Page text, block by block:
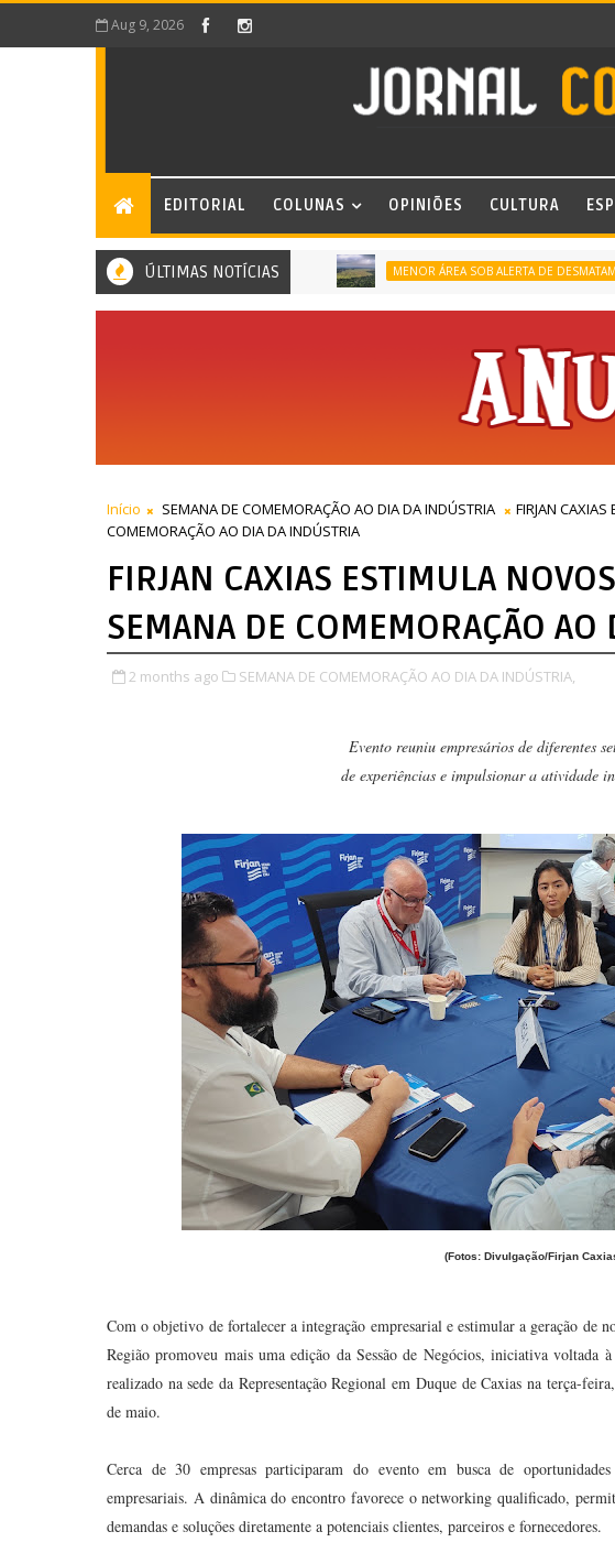
Aug 9, 2026
EDITORIAL COLUNAS OPINIÕES CULTURA
ÚLTIMAS NOTÍCIAS MENOR ÁREA SOB ALERTA DE
Início SEMANA DE COMEMORAÇÃO AO DIA DA INDÚSTRIA
FIRJAN
COMEMORAÇÃO AO DIA DA INDÚSTRIA
FIRJAN CAXIAS ESTIMULA
SEMANA DE COMEMORAÇÃO
2 months ago SEMANA DE COMEMORAÇÃO AO DIA DA INDÚSTRIA,
Evento reuniu empresários de diferentes
de experiências e impulsionar a atividade
(Fotos: Divulgação/Firjan
Com o objetivo de fortalecer a integração empresarial e estimular a geração de
Região promoveu mais uma edição da Sessão de Negócios, iniciativa voltada
realizado na sede da Representação Regional em Duque de Caxias na terça-
de maio.
Cerca de 30 empresas participaram do evento em busca de
empresariais. A dinâmica do encontro favorece o networking qualificado,
demandas e soluções diretamente a potenciais clientes, parceiros e fornecedores.